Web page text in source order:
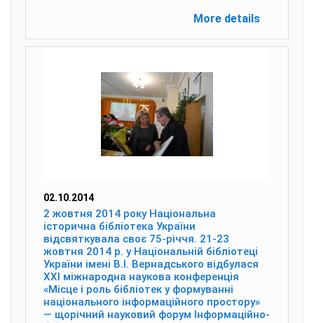
More details
02.10.2014
2 жовтня 2014 року Національна
історична бібліотека України
відсвяткувала своє 75-річчя. 21-23
жовтня 2014 р. у Національній бібліотеці
України імені В.І. Вернадського відбулася
ХХІ міжнародна наукова конференція
«Місце і роль бібліотек у формуванні
національного інформаційного простору»
— щорічний науковий форум Інформаційно-